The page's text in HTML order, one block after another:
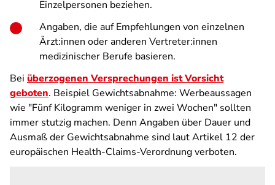
Einzelpersonen beziehen.
Angaben, die auf Empfehlungen von einzelnen
Ärzt:innen oder anderen Vertreter:innen
medizinischer Berufe basieren.
Bei überzogenen Versprechungen ist Vorsicht
geboten. Beispiel Gewichtsabnahme: Werbeaussagen
wie "Fünf Kilogramm weniger in zwei Wochen" sollten
immer stutzig machen. Denn Angaben über Dauer und
Ausmaß der Gewichtsabnahme sind laut Artikel 12 der
europäischen Health-Claims-Verordnung verboten.